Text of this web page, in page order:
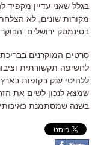
בגלל שאני עדיין
מקורות שונים, לא
בסינמטק ירושלים.
סרטים המוקרנים
לחשיפה תקשורתית
ללהיטי ענק בקופות
שמצא לנכון לשים את
בשנה שמסתמנת